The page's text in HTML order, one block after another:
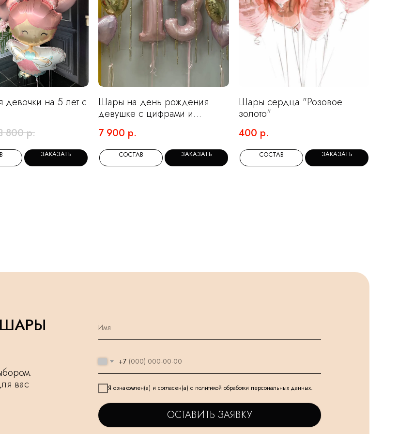
на 5 лет с
800 р.
ЗАКАЗАТЬ
Шары на день рождения
девушке с цифрами и
сердечками
7 900 р.
СОСТАВ ЗАКАЗАТЬ
Шары сердца "Розовое
золото"
400 р.
СОСТАВ ЗАКАЗАТЬ
вас
+7
Я ознакомлен(а) и согласен(а) с политикой обработки персональных данных.
ОСТАВИТЬ ЗАЯВКУ